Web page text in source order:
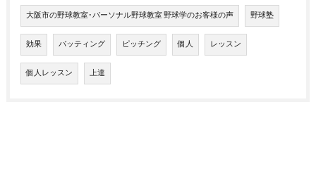
大阪市の野球教室･パーソナル野球教室 野球学のお客様の声 野球塾
効果 バッティング ピッチング 個人 レッスン
個人レッスン 上達